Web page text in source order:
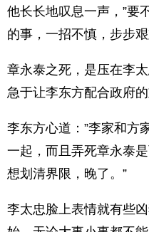
他长长地叹息一声，”要
的事，一招不慎，步步
章永泰之死，是压在李
急于让李东方配合政府的
李东方心道：”李家和方
一起，而且弄死章永泰
想划清界限，晚了。”
李太忠脸上表情就有些